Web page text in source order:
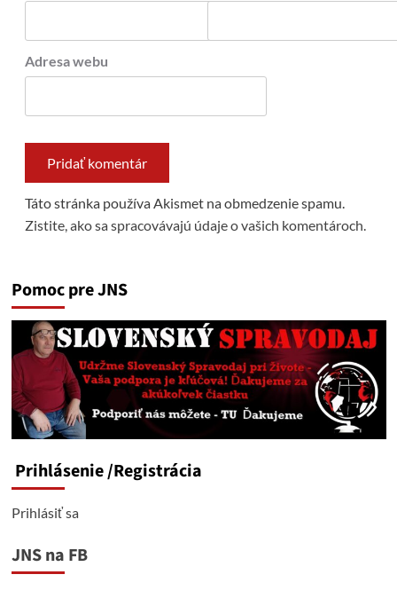
Adresa webu
Táto stránka používa Akismet na obmedzenie spamu.
Zistite, ako sa spracovávajú údaje o vašich komentároch.
Pomoc pre JNS
Prihlásenie/Registrácia
Prihlásiť sa
JNS na FB